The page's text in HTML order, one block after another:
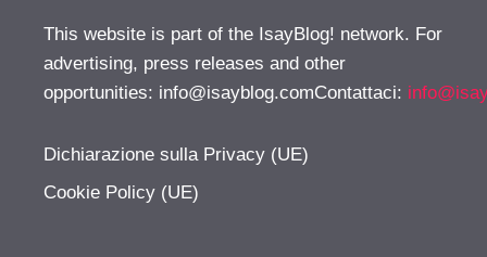
This website is part of the IsayBlog! network. For
advertising, press releases and other
opportunities: info@isayblog.comContattaci:
Dichiarazione sulla Privacy (UE)
Cookie Policy (UE)